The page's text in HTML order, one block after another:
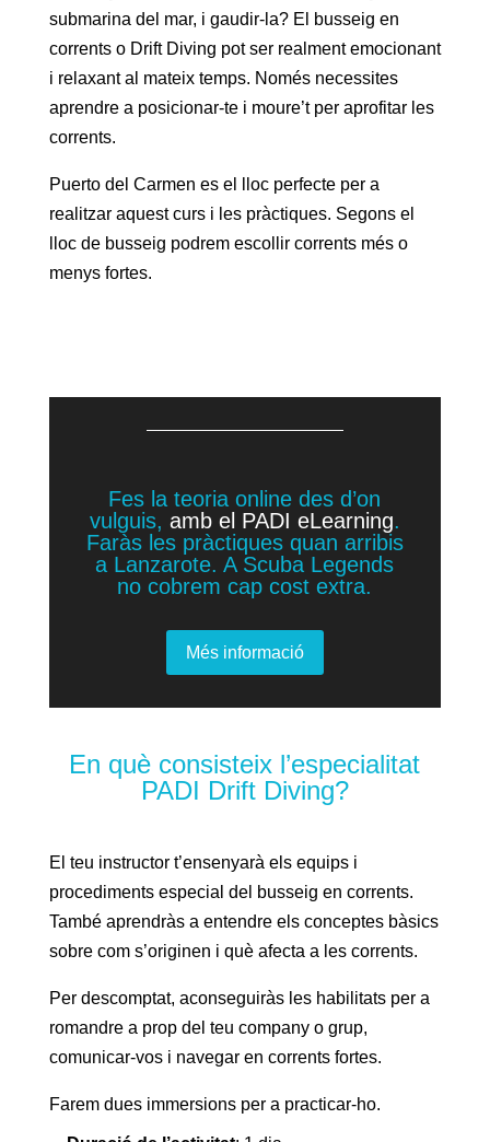
submarina del mar, i gaudir-la? El busseig en
corrents o Drift Diving pot ser realment emocionant
i relaxant al mateix temps. Només necessites
aprendre a posicionar-te i moure’t per aprofitar les
corrents.
Puerto del Carmen es el lloc perfecte per a
realitzar aquest curs i les pràctiques. Segons el
lloc de busseig podrem escollir corrents més o
menys fortes.
Fes la teoria online des d’on
vulguis, amb el PADI eLearning.
Faràs les pràctiques quan arribis
a Lanzarote. A Scuba Legends
no cobrem cap cost extra.
Més informació
En què consisteix l’especialitat
PADI Drift Diving?
El teu instructor t’ensenyarà els equips i
procediments especial del busseig en corrents.
També aprendràs a entendre els conceptes bàsics
sobre com s’originen i què afecta a les corrents.
Per descomptat, aconseguiràs les habilitats per a
romandre a prop del teu company o grup,
comunicar-vos i navegar en corrents fortes.
Farem dues immersions per a practicar-ho.